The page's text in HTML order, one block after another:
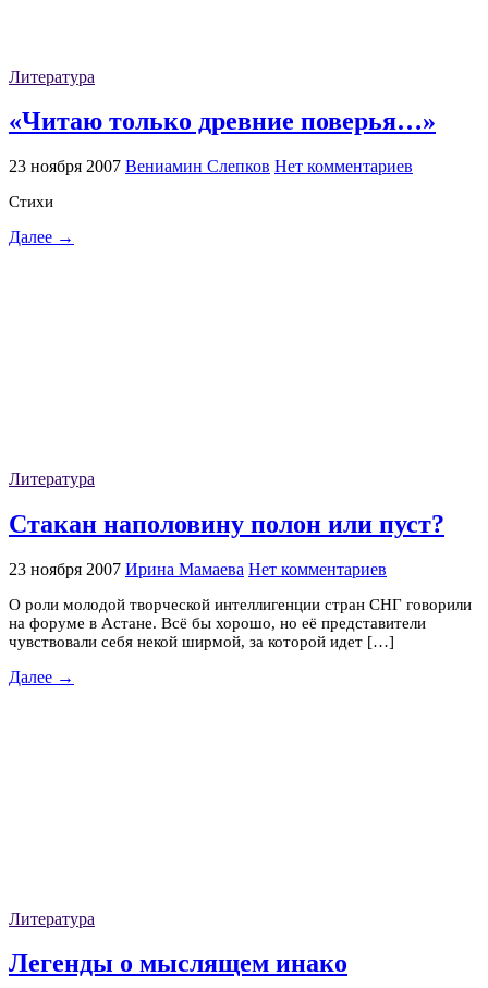
Литература
«Читаю только древние поверья…»
23 ноября 2007 Вениамин Слепков Нет комментариев
Стихи
Далее →
Литература
Cтакан наполовину полон или пуст?
23 ноября 2007 Ирина Мамаева Нет комментариев
О роли молодой творческой интеллигенции стран СНГ говорили
на форуме в Астане. Всё бы хорошо, но её представители
чувствовали себя некой ширмой, за которой идет […]
Далее →
Литература
Легенды о мыслящем инако